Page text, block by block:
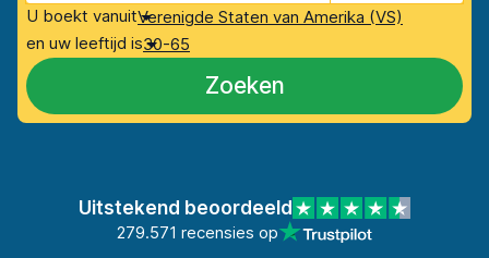
U boekt vanuitVerenigde Staten van Amerika (VS)
en uw leeftijd is30-65
Zoeken
Uitstekend beoordeeld
279.571 recensies op